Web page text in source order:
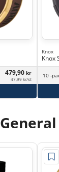
479,90 kr
47,99 kr/st
Knox
Knox
10 -